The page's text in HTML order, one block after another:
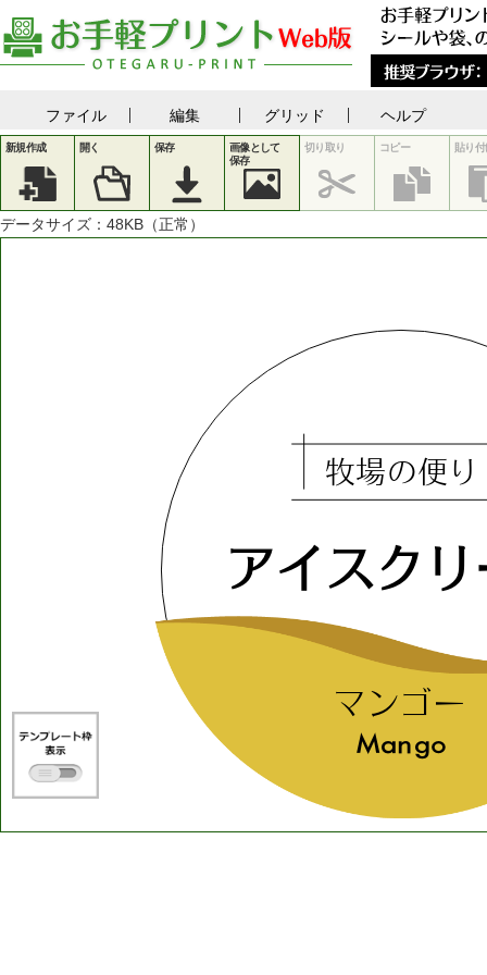
ファイル 編集 グリッド ヘルプ
新規作成 開く 保存
画像として
保存
切り取り コピー 貼り付
データサイズ： 48KB（正常）
アイスクリ
マンゴー
牧場の便り
Mango